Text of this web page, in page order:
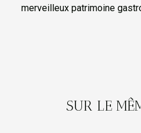
merveilleux patrimoine
SUR LE